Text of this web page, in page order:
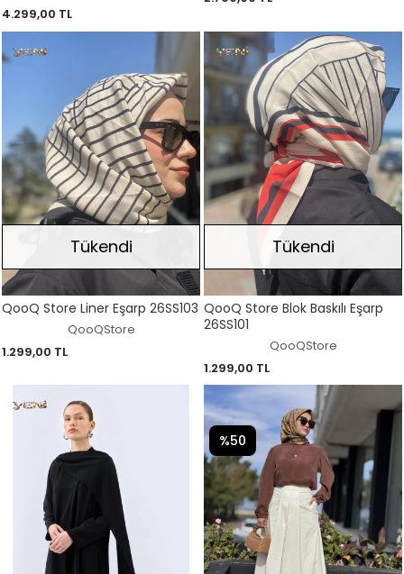
4.299,00 TL
Tükendi
QooQ Store Liner Eşarp 26SS103
QooQStore
1.299,00 TL
Tükendi
QooQ Store Blok Baskılı Eşarp
26SS101
QooQStore
1.299,00 TL
%50